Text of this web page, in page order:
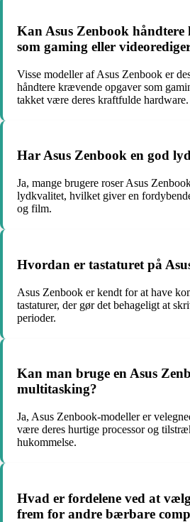
Kan Asus Zenbook
som gaming eller
Visse modeller af Asus Zenbook er
håndtere krævende opgaver som
takket være deres kraftfulde hardware.
Har Asus Zenbook en god
Ja, mange brugere roser Asus
lydkvalitet, hvilket giver en
og film.
Hvordan er tastaturet på
Asus Zenbook er kendt for at have
tastaturer, der gør det behageligt at
perioder.
Kan man bruge en Asus
multitasking?
Ja, Asus Zenbook-modeller er
være deres hurtige processor og
hukommelse.
Hvad er fordelene ved at
frem for andre bærbare